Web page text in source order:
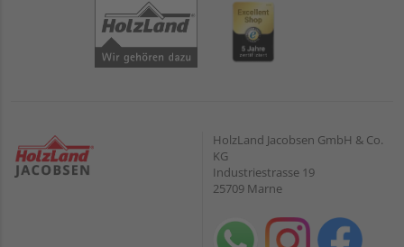
HolzLand Jacobsen GmbH & Co.
KG
Industriestrasse 19
25709 Marne